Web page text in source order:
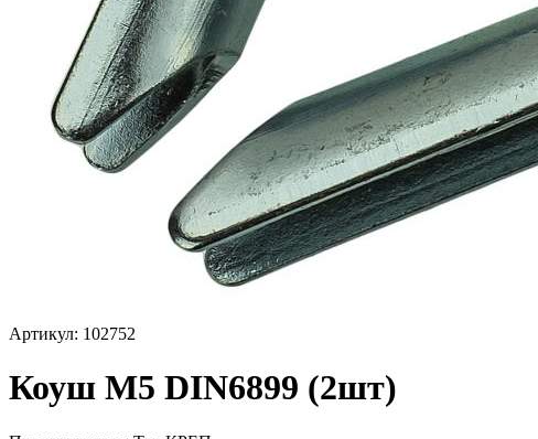
Артикул: 102752
Коуш М5 DIN6899 (2шт)